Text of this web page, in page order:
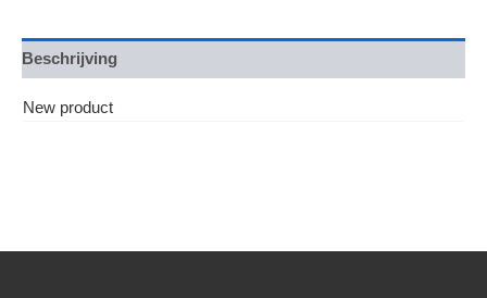
Beschrijving
New product